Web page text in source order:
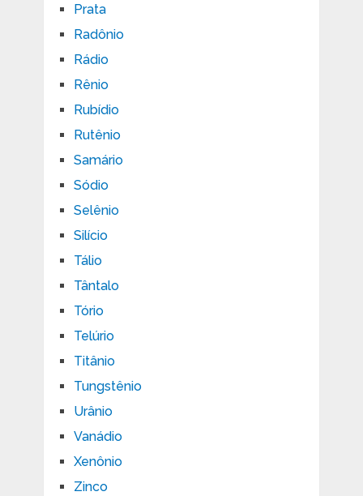
Prata
Radônio
Rádio
Rênio
Rubídio
Rutênio
Samário
Sódio
Selênio
Silício
Tálio
Tântalo
Tório
Telúrio
Titânio
Tungstênio
Urânio
Vanádio
Xenônio
Zinco